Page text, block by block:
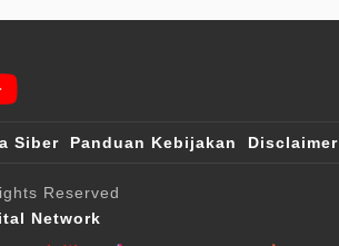
Siber Panduan Kebijakan Disclaimer
Reserved
Network